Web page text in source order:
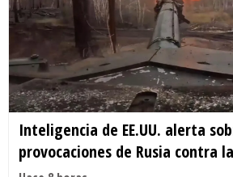
Inteligencia de EE.UU. alerta
provocaciones de Rusia contra